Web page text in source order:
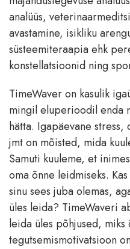
analüüs,
avastamine, isikliku
süsteemiteraapia ehk
konstellatsioonid ning
TimeWaver on kasulik
mingil eluperioodil enda
hätta. Igapäevane stress,
jmt on mõisted, mida
Samuti kuuleme, et
oma õnne leidmiseks.
sinu sees juba olemas,
üles leida? TimeWaveri
leida üles põhjused, miks
tegutsemismotivatsioon